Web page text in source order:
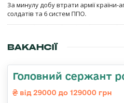
За минулу добу втрати армії країни-
солдатів та 6 систем ППО.
ВАКАНСІЇ
Головний сержант
від 29000 до 129000 грн